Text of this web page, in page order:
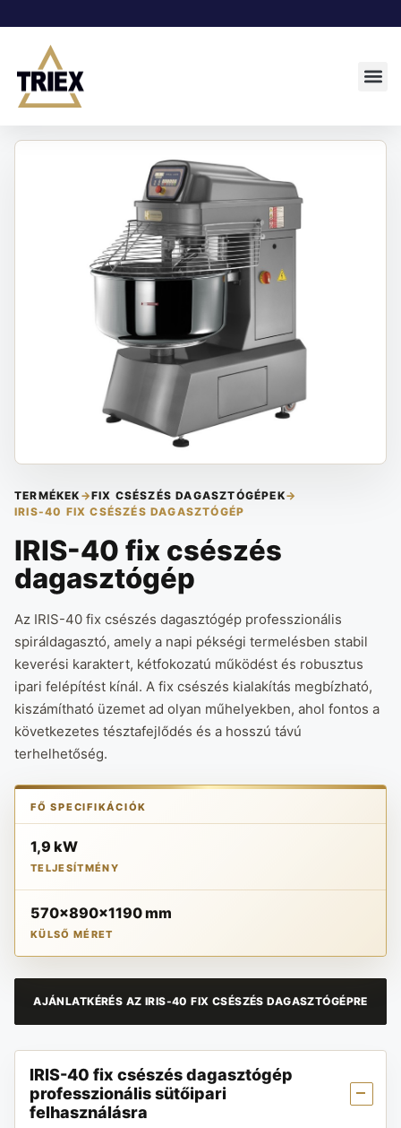
TERMÉKEK →FIX CSÉSZÉS DAGASZTÓGÉPEK→
IRIS-40 FIX CSÉSZÉS DAGASZTÓGÉP
IRIS-40 fix csészés
dagasztógép
Az IRIS-40 fix csészés dagasztógép professzionális
spiráldagasztó, amely a napi pékségi termelésben stabil
keverési karaktert, kétfokozatú működést és robusztus
ipari felépítést kínál. A fix csészés kialakítás megbízható,
kiszámítható üzemet ad olyan műhelyekben, ahol fontos a
következetes tésztafejlődés és a hosszú távú
terhelhetőség.
FŐ SPECIFIKÁCIÓK
1,9 kW
TELJESÍTMÉNY
570x890x1190 mm
KÜLSŐ MÉRET
AJÁNLATKÉRÉS AZ IRIS-40 FIX CSÉSZÉS DAGASZTÓGÉPRE
IRIS-40 fix csészés dagasztógép
professzionális sütőipari
felhasználásra